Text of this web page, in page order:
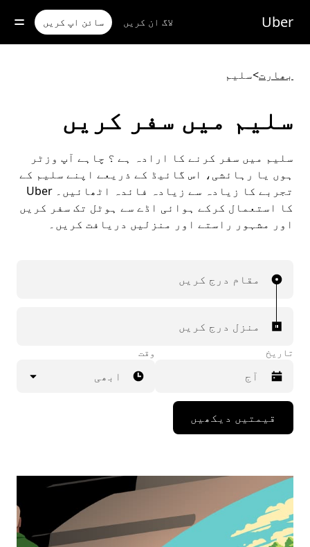
مواد
جائیں
Uber لاگ ان کریں سائن اپ کریں
بھارت>سلیم
سلیم میں سفر کریں
سلیم میں سفر کرنے کا ارادہ ہے ؟ چاہے آپ وزٹر
ہوں یا رہائشی، اس گائیڈ کے ذریعے اپنے سلیم کے
تجربے کا زیادہ سے زیادہ فائدہ اٹھائیں۔ Uber
کا استعمال کرکے ہوائی اڈے سے ہوٹل تک سفر کریں
اور مشہور راستے اور منزلیں دریافت کریں۔
مقام درج کریں
منزل درج کریں
تاریخ
Press
down
interact
with
the
calendar
and
وقت
ابھی
قیمتیں دیکھیں